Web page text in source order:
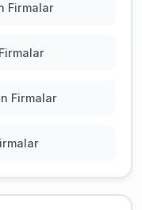
Firmalar
Firmalar